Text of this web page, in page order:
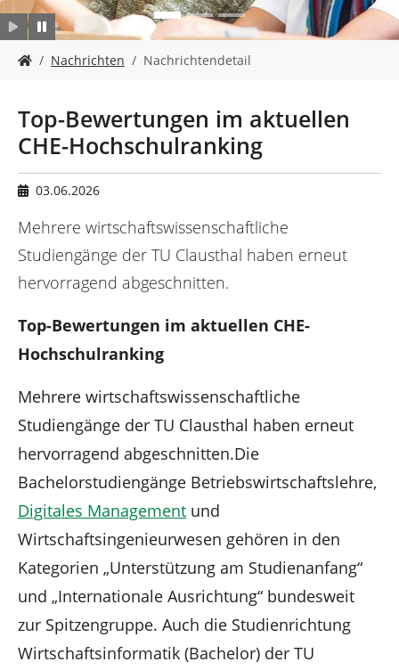
i
n
h
i
r
:
Nachrichten Nachrichtendetail
Top-Bewertungen im aktuellen
CHE-Hochschulranking
03.06.2026
Mehrere wirtschaftswissenschaftliche
Studiengänge der TU Clausthal haben erneut
hervorragend abgeschnitten.
Top-Bewertungen im aktuellen CHE-
Hochschulranking
Mehrere wirtschaftswissenschaftliche
Studiengänge der TU Clausthal haben erneut
hervorragend abgeschnitten.Die
Bachelorstudiengänge Betriebswirtschaftslehre,
Digitales Management und
Wirtschaftsingenieurwesen gehören in den
Kategorien „Unterstützung am Studienanfang“
und „Internationale Ausrichtung“ bundesweit
zur Spitzengruppe. Auch die Studienrichtung
Wirtschaftsinformatik (Bachelor) der TU